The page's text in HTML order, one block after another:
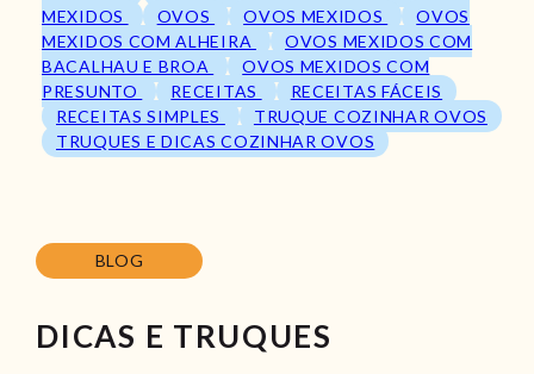
MEXIDOS
OVOS OVOS MEXIDOS
OVOS
MEXIDOS COM ALHEIRA
OVOS MEXIDOS COM
BACALHAU E BROA
OVOS MEXIDOS COM
PRESUNTO
RECEITAS
RECEITAS FÁCEIS
RECEITAS SIMPLES
TRUQUE COZINHAR OVOS
TRUQUES E DICAS COZINHAR OVOS
BLOG
DICAS E TRUQUES